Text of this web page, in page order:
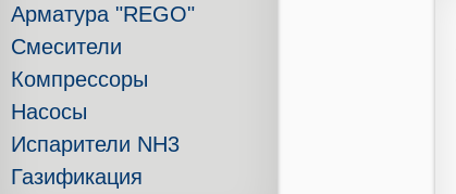
Арматура "REGO"
Смесители
Компрессоры
Насосы
Испарители NH3
Газификация